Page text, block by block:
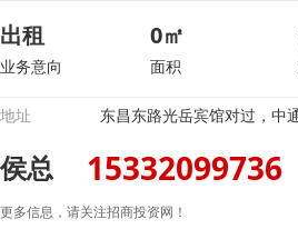
出租
业务意向
0㎡
面积
地址 东昌东路光岳宾馆对过，中
侯总 15332099736
更多信息，请关注招商投资网！